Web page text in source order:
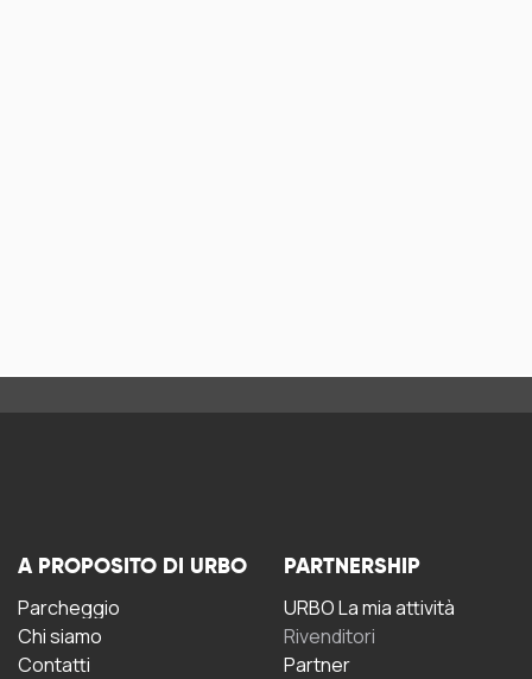
A PROPOSITO DI URBO
Parcheggio
Chi siamo
Contatti
PARTNERSHIP
URBO La mia attività
Rivenditori
Partner